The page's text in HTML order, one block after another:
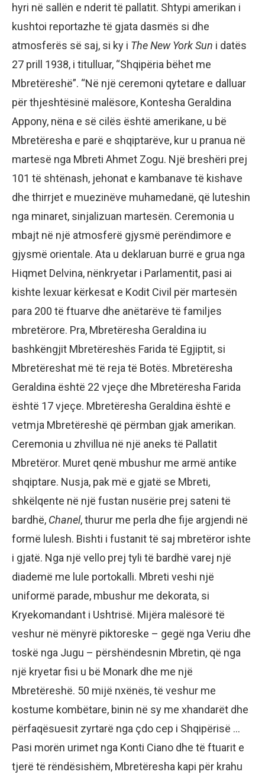
hyri në sallën e nderit të pallatit. Shtypi amerikan i
kushtoi reportazhe të gjata dasmës si dhe
atmosferës së saj, si ky i The New York Sun i datës
27 prill 1938, i titulluar, “Shqipëria bëhet me
Mbretëreshë”. “Në një ceremoni qytetare e dalluar
për thjeshtësinë malësore, Kontesha Geraldina
Appony, nëna e së cilës është amerikane, u bë
Mbretëresha e parë e shqiptarëve, kur u pranua në
martesë nga Mbreti Ahmet Zogu. Një breshëri prej
101 të shtënash, jehonat e kambanave të kishave
dhe thirrjet e muezinëve muhamedanë, që luteshin
nga minaret, sinjalizuan martesën. Ceremonia u
mbajt në një atmosferë gjysmë perëndimore e
gjysmë orientale. Ata u deklaruan burrë e grua nga
Hiqmet Delvina, nënkryetar i Parlamentit, pasi ai
kishte lexuar kërkesat e Kodit Civil për martesën
para 200 të ftuarve dhe anëtarëve të familjes
mbretërore. Pra, Mbretëresha Geraldina iu
bashkëngjit Mbretëreshës Farida të Egjiptit, si
Mbretëreshat më të reja të Botës. Mbretëresha
Geraldina është 22 vjeçe dhe Mbretëresha Farida
është 17 vjeçe. Mbretëresha Geraldina është e
vetmja Mbretëreshë që përmban gjak amerikan.
Ceremonia u zhvillua në një aneks të Pallatit
Mbretëror. Muret qenë mbushur me armë antike
shqiptare. Nusja, pak më e gjatë se Mbreti,
shkëlqente në një fustan nusërie prej sateni të
bardhë, Chanel, thurur me perla dhe fije argjendi në
formë lulesh. Bishti i fustanit të saj mbretëror ishte
i gjatë. Nga një vello prej tyli të bardhë varej një
diademë me lule portokalli. Mbreti veshi një
uniformë parade, mbushur me dekorata, si
Kryekomandant i Ushtrisë. Mijëra malësorë të
veshur në mënyrë piktoreske – gegë nga Veriu dhe
toskë nga Jugu – përshëndesnin Mbretin, që nga
një kryetar fisi u bë Monark dhe me një
Mbretëreshë. 50 mijë nxënës, të veshur me
kostume kombëtare, binin në sy me xhandarët dhe
përfaqësuesit zyrtarë nga çdo cep i Shqipërisë …
Pasi morën urimet nga Konti Ciano dhe të ftuarit e
tjerë të rëndësishëm, Mbretëresha kapi për krahu